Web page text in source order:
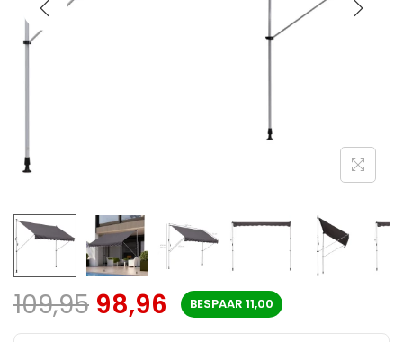
109,95 98,96 BESPAAR 11,00